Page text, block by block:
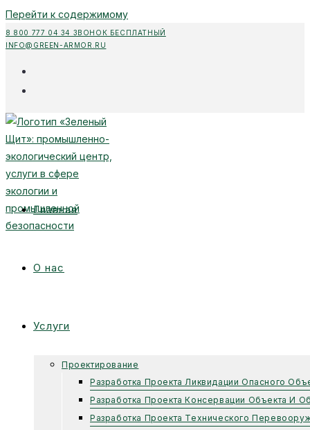
Перейти к содержимому
8 800 777 04 34 ЗВОНОК БЕСПЛАТНЫЙ
INFO@GREEN-ARMOR.RU
Главная
О нас
Услуги
Проектирование
Разработка Проекта Ликвидации Опасного
Разработка Проекта Консервации Объекта И
Разработка Проекта Технического